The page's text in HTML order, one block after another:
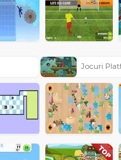
Jocuri